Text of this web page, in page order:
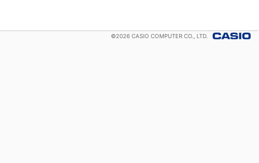
©2026 CASIO COMPUTER CO., LTD.